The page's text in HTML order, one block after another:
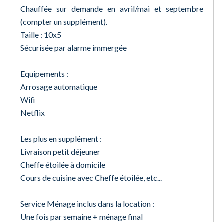
Chauffée sur demande en avril/mai et septembre
(compter un supplément).
Taille : 10x5
Sécurisée par alarme immergée
Equipements :
Arrosage automatique
Wifi
Netflix
Les plus en supplément :
Livraison petit déjeuner
Cheffe étoilée à domicile
Cours de cuisine avec Cheffe étoilée, etc...
Service Ménage inclus dans la location :
Une fois par semaine + ménage final